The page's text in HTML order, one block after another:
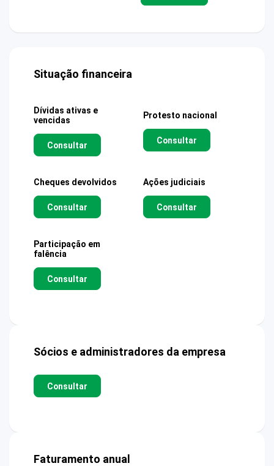
Situação financeira
Dívidas ativas e
vencidas
Consultar
Protesto nacional
Consultar
Cheques devolvidos
Consultar
Ações judiciais
Consultar
Participação em
falência
Consultar
Sócios e administradores da empresa
Consultar
Faturamento anual